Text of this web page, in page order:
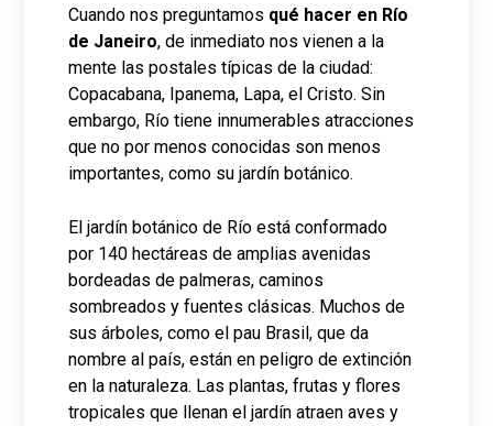
Cuando nos preguntamos qué hacer en Río
de Janeiro, de inmediato nos vienen a la
mente las postales típicas de la ciudad:
Copacabana, Ipanema, Lapa, el Cristo. Sin
embargo, Río tiene innumerables atracciones
que no por menos conocidas son menos
importantes, como su jardín botánico.
El jardín botánico de Río está conformado
por 140 hectáreas de amplias avenidas
bordeadas de palmeras, caminos
sombreados y fuentes clásicas. Muchos de
sus árboles, como el pau Brasil, que da
nombre al país, están en peligro de extinción
en la naturaleza. Las plantas, frutas y flores
tropicales que llenan el jardín atraen aves y